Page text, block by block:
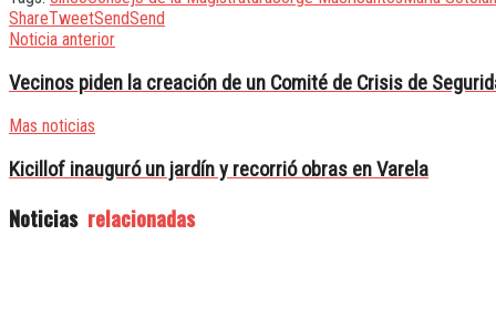
ShareTweetSendSend
Noticia anterior
Vecinos piden la creación de un Comité de Crisis de
Mas noticias
Kicillof inauguró un jardín y recorrió obras en Varela
Noticias relacionadas